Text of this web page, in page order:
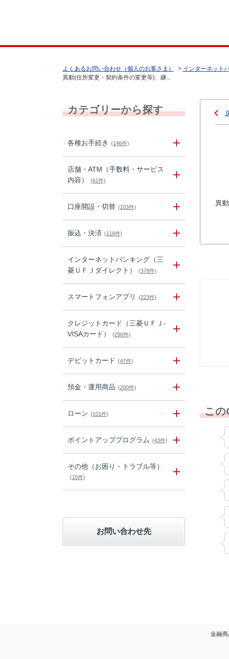
よくあるお問い合わせ（個人のお客さま） > インターネット
異動(住所変更・契約条件の変更等)、継...
カテゴリーから探す
各種お手続き (146件)
店舗・ATM（手数料・サービス
内容）
(61件)
口座開設・切替 (103件)
振込・決済 (118件)
インターネットバンキング（三
菱ＵＦＪダイレクト）
(378件)
スマートフォンアプリ (223件)
クレジットカード（三菱ＵＦＪ-
VISAカード）
(290件)
デビットカード (47件)
預金・運用商品 (200件)
ローン (101件)
ポイントアッププログラム (43件)
その他（お困り・トラブル等）
(15件)
お問い合わせ先
異
この
金融